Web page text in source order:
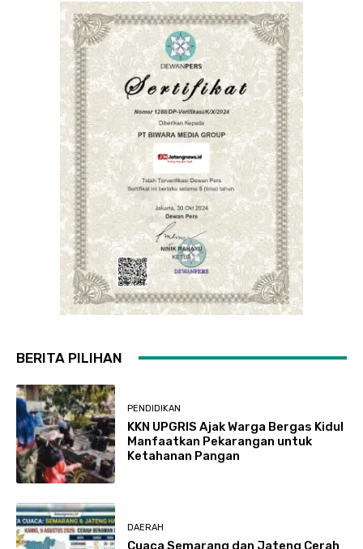
BERITA PILIHAN
PENDIDIKAN
KKN UPGRIS Ajak Warga Bergas Kidul
Manfaatkan Pekarangan untuk
Ketahanan Pangan
DAERAH
Cuaca Semarang dan Jateng Cerah